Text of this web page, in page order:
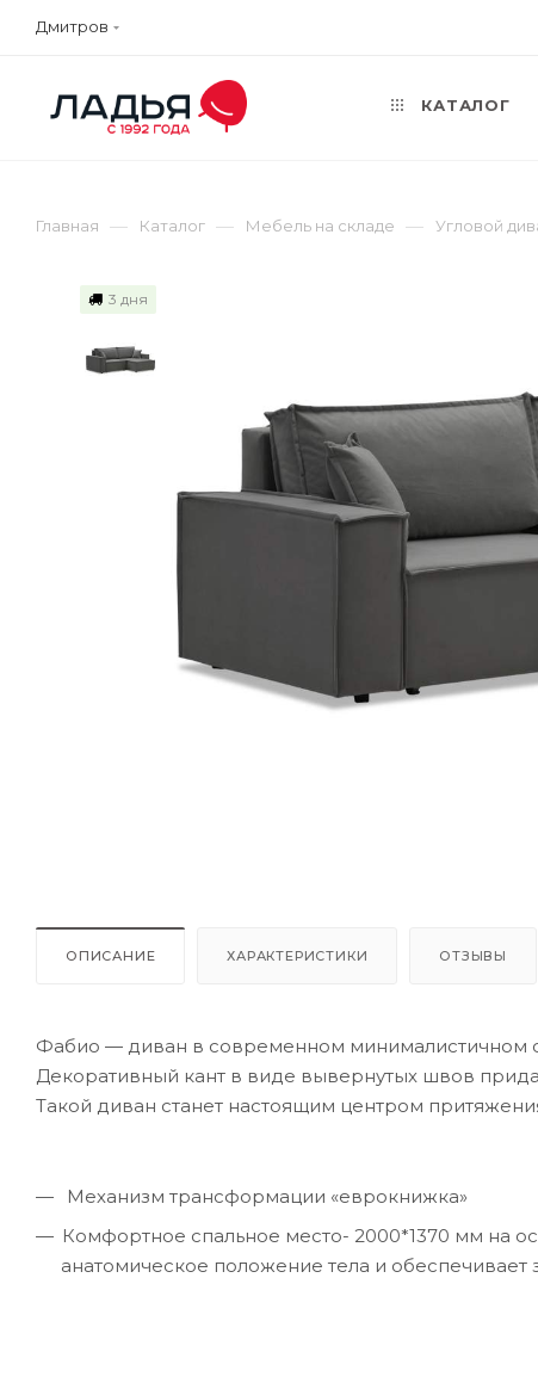
Дмитров
КАТАЛОГ
Главная — Каталог — Мебель на складе — Угловой
3 дня
ОПИСАНИЕ ХАРАКТЕРИСТИКИ ОТЗЫВЫ
Фабио — диван в современном минималистичном
Декоративный кант в виде вывернутых швов
Такой диван станет настоящим центром
Механизм трансформации «еврокнижка»
Комфортное спальное место- 2000*1370 мм на
анатомическое положение тела и обеспечивает